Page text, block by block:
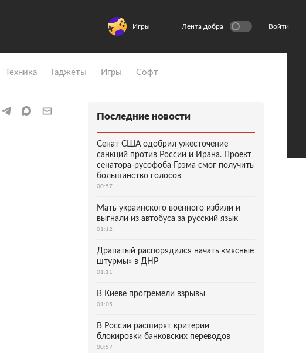
Игры Лента добра Войти
Техника Гаджеты Игры Софт
Последние новости
Сенат США одобрил ужесточение
санкций против России и Ирана. Проект
сенатора-русофоба Грэма смог получить
большинство голосов
00:57
Мать украинского военного избили и
выгнали из автобуса за русский язык
01:12
Драпатый распорядился начать «мясные
штурмы» в ДНР
01:11
В Киеве прогремели взрывы
01:05
В России расширят критерии
блокировки банковских переводов
00:57